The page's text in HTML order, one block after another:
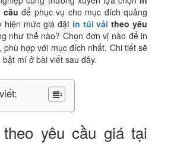
cầuđể phục vụ cho mục đích quảng
hiện mức giá đặt in túi vải theo yêu
như thế nào? Chọn đơn vị nào để in
phù hợp với mục đích nhất. Chi tiết sẽ
mí ở bài viết sau đây.
yêu cầu giá tại